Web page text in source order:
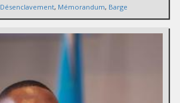
Désenclavement, Mémorandum, Barge